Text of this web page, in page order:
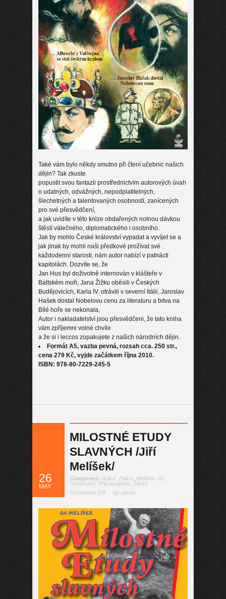
Také vám bylo někdy smutno při čtení učebnic našich
dějin? Tak zkuste
popustit svou fantazii prostřednictvím autorových úvah
o udatných, odvážných, nepodplatitelných,
šlechetných a talentovaných osobností, zanícených
pro své přesvědčení,
a jak uvidíte v této knize obdařených notnou dávkou
štěstí válečného, diplomatického i osobního.
Jak by mohlo České království vypadat a vyvíjet se a
jak jinak by mohli naši předkové prožívat své
každodenní starosti, nám autor nabízí v patnácti
kapitolách. Dozvíte se, že
Jan Hus byl doživotně internován v klášteře v
Baltském moři, Jana Žižku oběsili v Českých
Budějovicích, Karla IV. otrávili v severní Itálii, Jaroslav
Hašek dostal Nobelovu cenu za literaturu a bitva na
Bílé hoře se nekonala,
Autor i nakladatelství jsou přesvědčeni, že tato kniha
vám zpříjemni volné chvíle
a že si i leccos zopakujete z našich národních dějin.
Formát A5, vazba pevná, rozsah cca. 250 str.,
cena 279 Kč, vyjde začátkem října 2010.
ISBN: 978-80-7229-245-5
26
MAY
MILOSTNÉ ETUDY
SLAVNÝCH /Jiří
Melíšek/
Categories: Autoři, Faktu Melíšek Jiří,
Osobnosti, Připravujeme Žánry
Comments Off
by admin